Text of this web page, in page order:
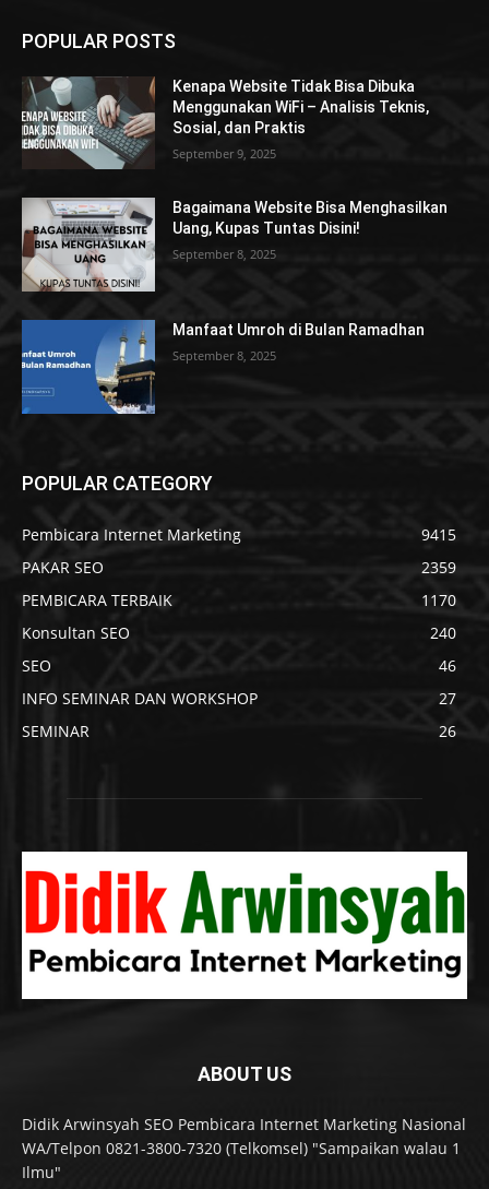
POPULAR POSTS
Kenapa Website Tidak Bisa Dibuka
Menggunakan WiFi – Analisis Teknis,
Sosial, dan Praktis
September 9, 2025
Bagaimana Website Bisa Menghasilkan
Uang, Kupas Tuntas Disini!
September 8, 2025
Manfaat Umroh di Bulan Ramadhan
September 8, 2025
POPULAR CATEGORY
Pembicara Internet Marketing
9415
PAKAR SEO
2359
PEMBICARA TERBAIK
1170
Konsultan SEO
240
SEO
46
INFO SEMINAR DAN WORKSHOP
27
SEMINAR
26
ABOUT US
Didik Arwinsyah SEO Pembicara Internet Marketing Nasional
WA/Telpon 0821-3800-7320 (Telkomsel) "Sampaikan walau 1
Ilmu"